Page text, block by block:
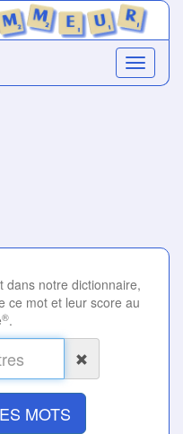
dans notre dictionnaire,
ce mot et leur score au
®.
MOTS